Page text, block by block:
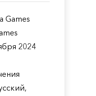
Games
2024